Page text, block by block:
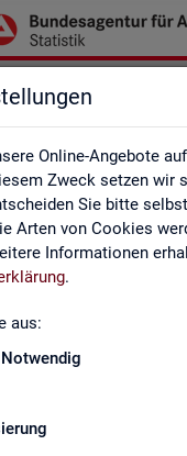
Online-Angebote
Zweck setzen wir
Sie bitte
Arten von Cookies
Informationen
.
aus: